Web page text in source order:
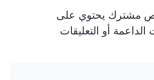
مشترك يحتوي على
الداعمة أو التعليقات